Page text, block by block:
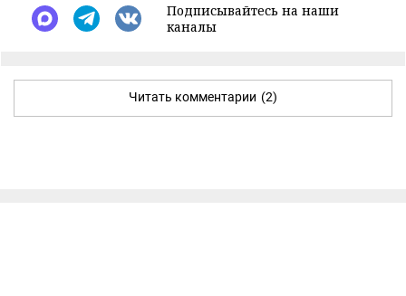
Подписывайтесь на наши
каналы
Читать комментарии (2)